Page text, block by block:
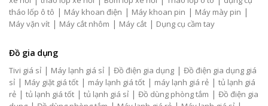
tháo lốp ô tô | Máy khoan điện | Máy khoan pin | Máy mày pin |
Máy vặn vít | Máy cắt nhôm | Máy cắt | Dụng cụ cầm tay
Đồ gia dụng
Tivi giá sỉ | Máy lạnh giá sỉ | Đồ điện gia dụng | Đồ điện gia dụng giá
sỉ | Máy giặt giá tốt | máy lạnh giá tốt | máy lạnh giá rẻ | tủ lạnh giá
rẻ | tủ lạnh giá tốt | tủ lạnh giá sỉ | Đồ dùng phòng tắm | Đồ điện gia